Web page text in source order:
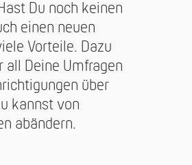
Du noch keinen
einen neuen
Vorteile. Dazu
Deine Umfragen
über
kannst von
abändern.